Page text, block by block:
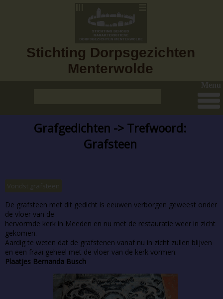
Stichting Dorpsgezichten
Menterwolde
Menu
Grafgedichten -> Trefwoord:
Grafsteen
Vondst grafsteen
De grafsteen met dit gedicht is eeuwen verborgen geweest onder
de vloer van de
hervormde kerk in Meeden en nu met de restauratie weer in zicht
gekomen.
Aardig te weten dat de grafstenen vanaf nu in zicht zullen blijven
en een fraai geheel met de vloer van de kerk vormen.
Plaatjes Bernanda Busch